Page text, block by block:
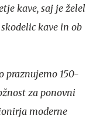
kave, saj je želel
kave in ob
praznujemo 150-
za ponovni
moderne